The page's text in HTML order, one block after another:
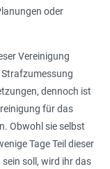
oder
Vereinigung
dennoch ist
für das
Obwohl sie selbst
Tage Teil dieser
soll, wird ihr das